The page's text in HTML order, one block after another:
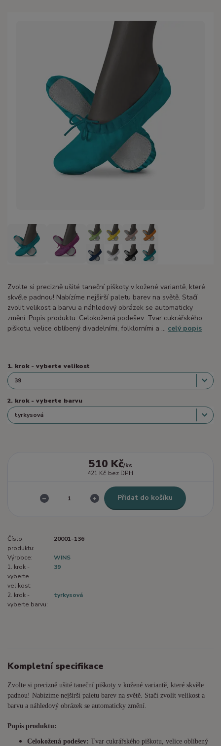
Zvolte si precizně ušité taneční piškoty v kožené variantě, které
skvěle padnou! Nabízíme nejširší paletu barev na světě. Stačí
zvolit velikost a barvu a náhledový obrázek se automaticky
změní. Popis produktu: Celokožená podešev: Tvar cukrářského
piškotu, velice oblíbený divadelními, folklorními a ... celý popis
1. krok - vyberte velikost
2. krok - vyberte barvu
510 Kč/ks
421 Kč bez DPH
Přidat do košíku
Číslo
produktu:
20001-136
Výrobce:
WINS
1. krok -
vyberte
velikost:
39
2. krok -
vyberte barvu:
tyrkysová
Kompletní specifikace
Zvolte si precizně ušité taneční piškoty v kožené variantě, které skvěle
padnou! Nabízíme nejširší paletu barev na světě. Stačí zvolit velikost a
barvu a náhledový obrázek se automaticky změní.
Popis produktu:
Celokožená podešev: Tvar cukrářského piškotu, velice oblíbený